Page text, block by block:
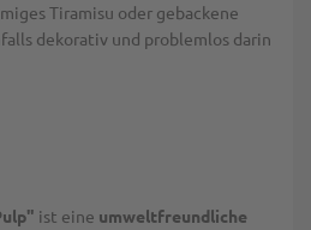
Tiramisu oder gebackene
dekorativ und problemlos darin
ist eine umweltfreundliche